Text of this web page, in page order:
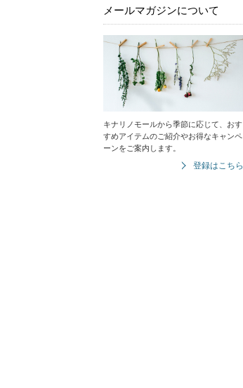
メールマガジンについて
キナリノモールから季節に応じて、おす
すめアイテムのご紹介やお得なキャンペ
ーンをご案内します。
登録はこちら